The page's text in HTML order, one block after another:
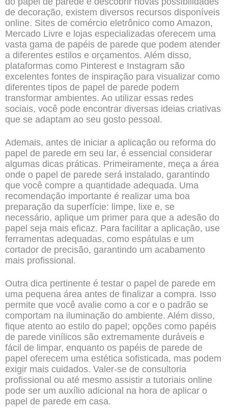
de decoração, existem diversos recursos disponíveis
online. Sites de comércio eletrônico como Amazon,
Mercado Livre e lojas especializadas oferecem uma
vasta gama de papéis de parede que podem atender
a diferentes estilos e orçamentos. Além disso,
plataformas como Pinterest e Instagram são
excelentes fontes de inspiração para visualizar como
diferentes tipos de papel de parede podem
transformar ambientes. Ao utilizar essas redes
sociais, você pode encontrar diversas ideias criativas
que se adaptam ao seu gosto pessoal.
Ademais, antes de iniciar a aplicação ou reforma do
papel de parede em seu lar, é essencial considerar
algumas dicas práticas. Primeiramente, meça a área
onde o papel de parede será instalado, garantindo
que você compre a quantidade adequada. Uma
recomendação importante é realizar uma boa
preparação da superfície: limpe, lixe e, se
necessário, aplique um primer para que a adesão do
papel seja mais eficaz. Para facilitar a aplicação, use
ferramentas adequadas, como espátulas e um
cortador de precisão, garantindo um acabamento
mais profissional.
Outra dica pertinente é testar o papel de parede em
uma pequena área antes de finalizar a compra. Isso
permite que você avalie como a cor e o padrão se
comportam na iluminação do ambiente. Além disso,
fique atento ao estilo do papel; opções como papéis
de parede vinílicos são extremamente duráveis e
fácil de limpar, enquanto os papéis de parede de
papel oferecem uma estética sofisticada, mas podem
exigir mais cuidados. Valer-se de consultoria
profissional ou até mesmo assistir a tutoriais online
pode ser um auxílio adicional na hora de aplicar o
papel de parede em casa.